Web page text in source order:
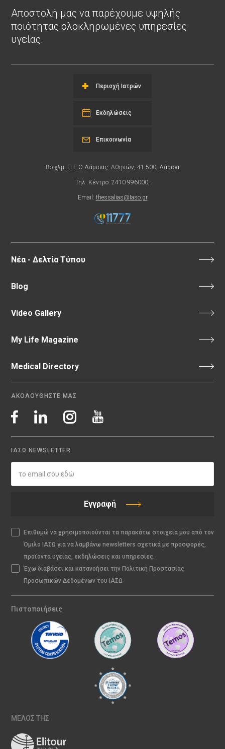
Αποστολή μας να παρέχουμε υψηλής
ποιότητας ολοκληρωμένες υπηρεσίες
υγείας.
Περιοχή Ιατρών
Εκδηλώσεις
8ο χλμ. Π.Ε.Ο Λάρισας- Αθηνών, 41 500, Λάρισα
Τηλ. Κέντρο: 2410 996000,
Email: thessalias@Iaso.gr
Επικοινωνία
Νέα - Δελτία Τύπου
Blog
Video Gallery
My Life Magazine
Medical Directory
ΑΚΟΛΟΥΘΗΣΤΕ ΜΑΣ
ΙΑΣΩ NEWSLETTER
Εγγραφή
Επιθυμώ να χρησιμοποιούνται τα παρακάτω στοιχεία μου από τον
Όμιλο ΙΑΣΩ για να λαμβάνω newsletters σχετικά με προσφορές,
προϊόντα υγείας, εκδηλώσεις και υπηρεσίες.
Έχω διαβάσει και κατανοήσει την Πολιτική Προστασίας
Προσωπικών Δεδομένων του ΙΑΣΩ
Πιστοποιήσεις
ΜΕΛΟΣ ΤΗΣ